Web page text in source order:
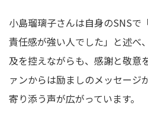
小島瑠璃子さんは自身のSNSで
責任感が強い人でした」と述べ
及を控えながらも、感謝と敬意
ァンからは励ましのメッセージ
寄り添う声が広がっています。